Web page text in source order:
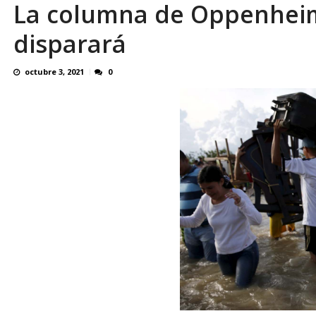
Reino Unido dejará millonaria donación
La columna de
disparará
octubre 3, 2021 0